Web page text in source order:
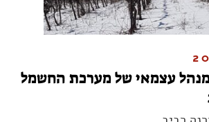
עצמאי של מערכת החשמל